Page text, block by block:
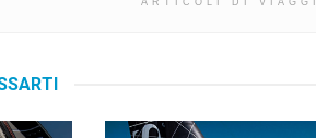
ARTICOLI DI VIAGGI